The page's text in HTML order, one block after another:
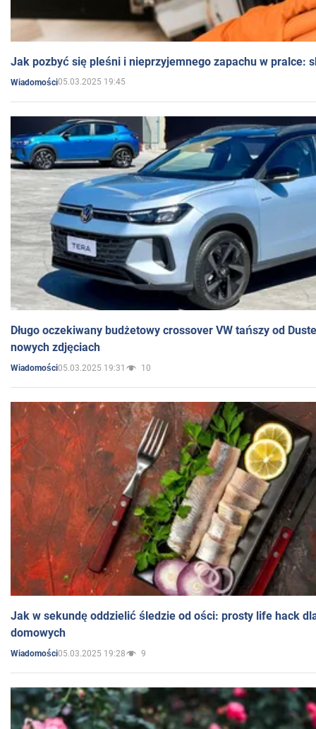
Jak pozbyć się pleśni i nieprzyjemnego zapachu w pralce:
Wiadomości05.03.2025 19:45
Długo oczekiwany budżetowy crossover VW tańszy od
nowych zdjęciach
Wiadomości05.03.2025 19:31 10
Jak w sekundę oddzielić śledzie od ości: prosty life hack
domowych
Wiadomości05.03.2025 19:28 9